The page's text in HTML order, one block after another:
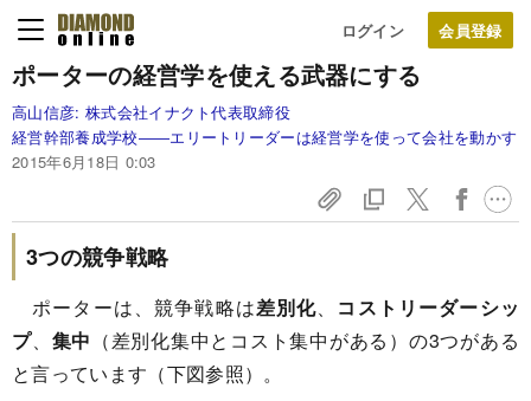
ログイン
ポーターの経営学を使える武器にする
高山信彦: 株式会社イナクト代表取締役
経営幹部養成学校――エリートリーダーは経営学を使って会社を動かす
2015年6月18日 0:03
3つの競争戦略
ポーターは、競争戦略は差別化、 コストリーダーシッ
プ、 集中 （差別化集中とコスト集中がある）の3つがある
と言っています（下図参照）。